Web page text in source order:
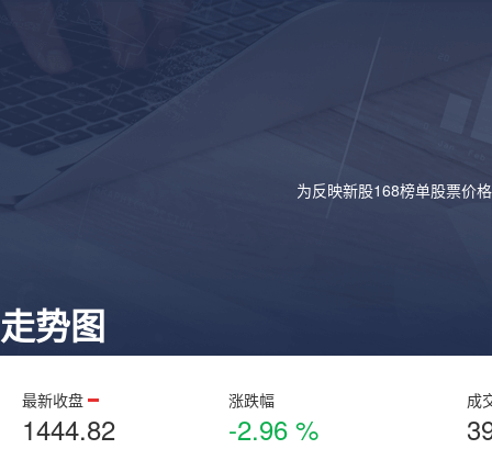
为反映新股168榜单股票价
走势图
最新收盘
1444.82
涨跌幅
-2.96 %
成